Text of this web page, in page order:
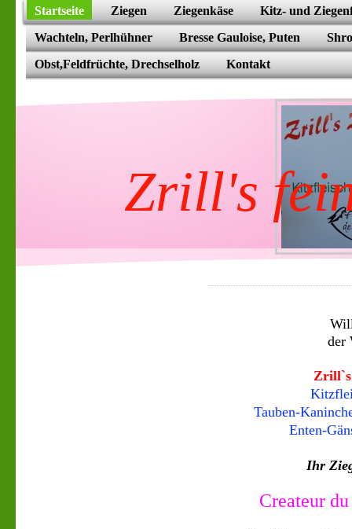
Startseite Ziegen Ziegenkäse
Kitz- und
Wachteln, Perlhühner
Bresse Gauloise, Puten
Obst,Feldfrüchte, Drechselholz
Kontakt
Zrill's
der
Tauben-
Enten-
Ihr
Createur